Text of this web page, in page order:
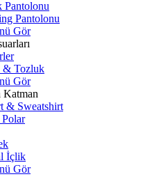
Pantolonu
Pantolonu
Gör
& Tozluk
Gör
Katman
& Sweatshirt
İçlik
Gör